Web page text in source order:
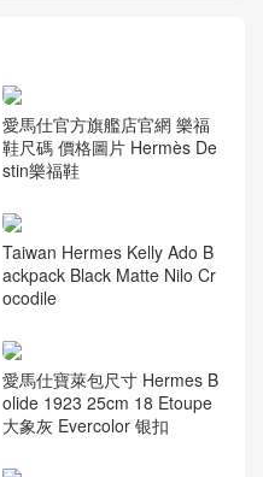
愛馬仕官方旗艦店官網 樂福
鞋尺碼 價格圖片 Hermès De
stin樂福鞋
Taiwan Hermes Kelly Ado B
ackpack Black Matte Nilo Cr
ocodile
愛馬仕寶萊包尺寸 Hermes B
olide 1923 25cm 18 Etoupe
大象灰 Evercolor 银扣